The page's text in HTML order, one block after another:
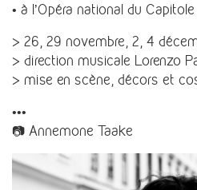
• à l’Opéra national du Capitole
> 26, 29 novembre, 2, 4
> direction musicale Lorenzo
> mise en scène, décors et
•••
📷 Annemone Taake